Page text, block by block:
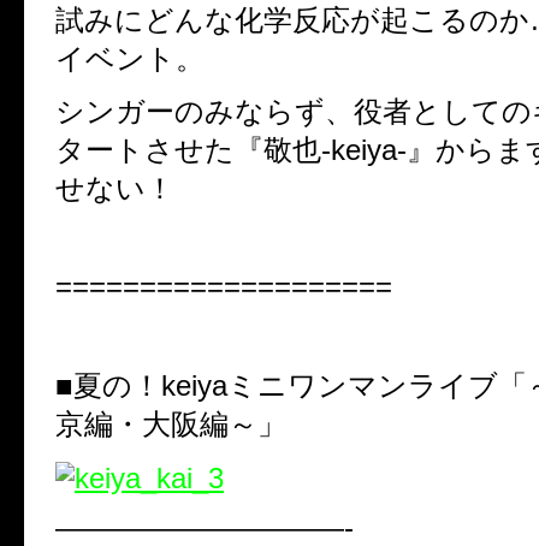
試みにどんな化学反応が起こるの
イベント。
シンガーのみならず、役者として
タートさせた『敬也-keiya-』からま
せない！
====================
■夏の！keiyaミニワンマンライブ「
京編・大阪編～」
——————————-